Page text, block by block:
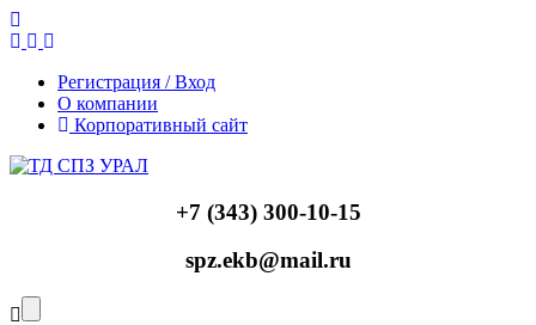
Регистрация / Вход
О компании
Корпоративный сайт
+7 (343) 300-10-15
spz.ekb@mail.ru